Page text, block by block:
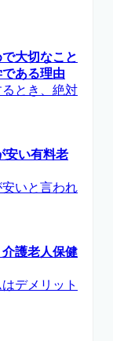
大切なこと
ある理由
とき、絶対
安い有料老
いと言われ
護老人保健
デメリット